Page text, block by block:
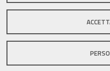
Sito istituzionale